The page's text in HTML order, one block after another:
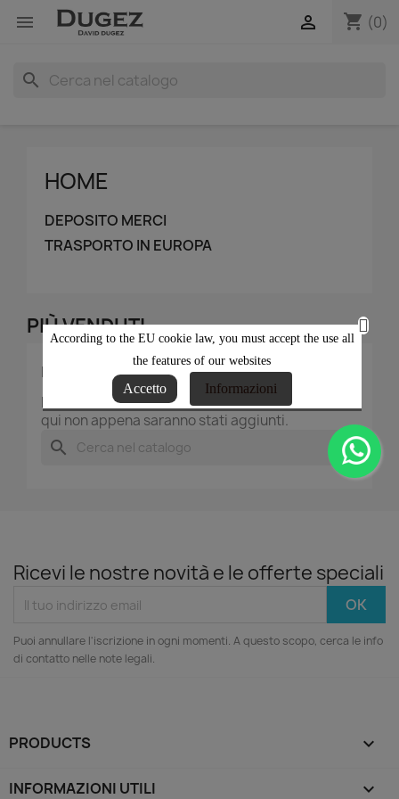
According to the EU cookie law, you must accept the use all
the features of our websites
Accetto Informazioni
 shopping_cart (0)

search
HOME
DEPOSITO MERCI
TRASPORTO IN EUROPA
PIÙ VENDUTI
Non ci sono ancora prodotti disponibili
Resta in contatto! Altri prodotti verranno mostrati
qui non appena saranno stati aggiunti.
search
Ricevi le nostre novità e le offerte speciali
Puoi annullare l'iscrizione in ogni momenti. A questo scopo, cerca le info
di contatto nelle note legali.
PRODUCTS 
INFORMAZIONI UTILI 